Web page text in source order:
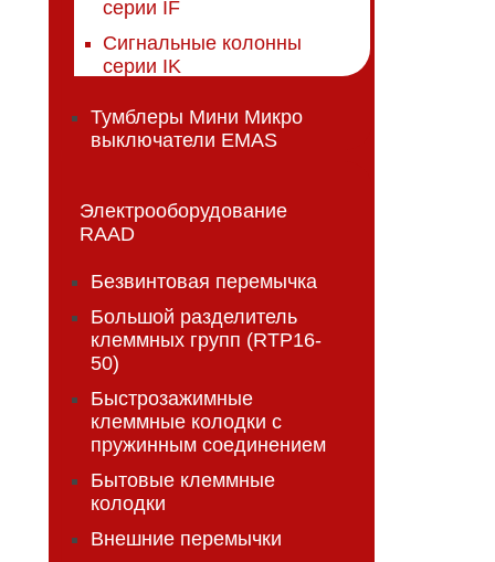
серии IF
Сигнальные колонны
серии IK
Тумблеры Мини Микро
выключатели EMAS
Электрооборудование
RAAD
Безвинтовая перемычка
Большой разделитель
клеммных групп (RTP16-
50)
Быстрозажимные
клеммные колодки с
пружинным соединением
Бытовые клеммные
колодки
Внешние перемычки